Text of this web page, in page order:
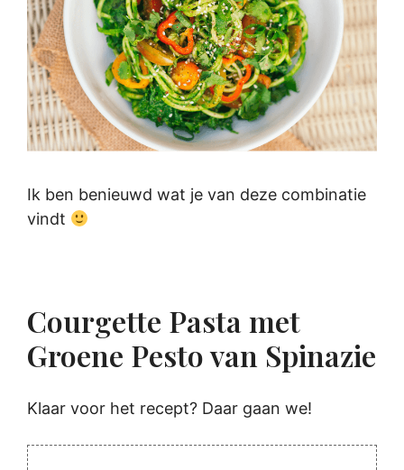
Ik ben benieuwd wat je van deze combinatie
vindt
Courgette Pasta met
Groene Pesto van Spinazie
Klaar voor het recept? Daar gaan we!